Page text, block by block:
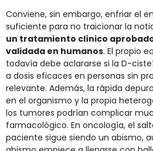
Conviene, sin embargo, enfriar el
suficiente para no traicionar la
un tratamiento clínico
validada en humanos. El propio
todavía debe aclararse si la D-
a dosis eficaces en personas sin
relevante. Además, la rápida
en el organismo y la propia
los tumores podrían complicar
farmacológico. En oncología, el
paciente sigue siendo un abismo,